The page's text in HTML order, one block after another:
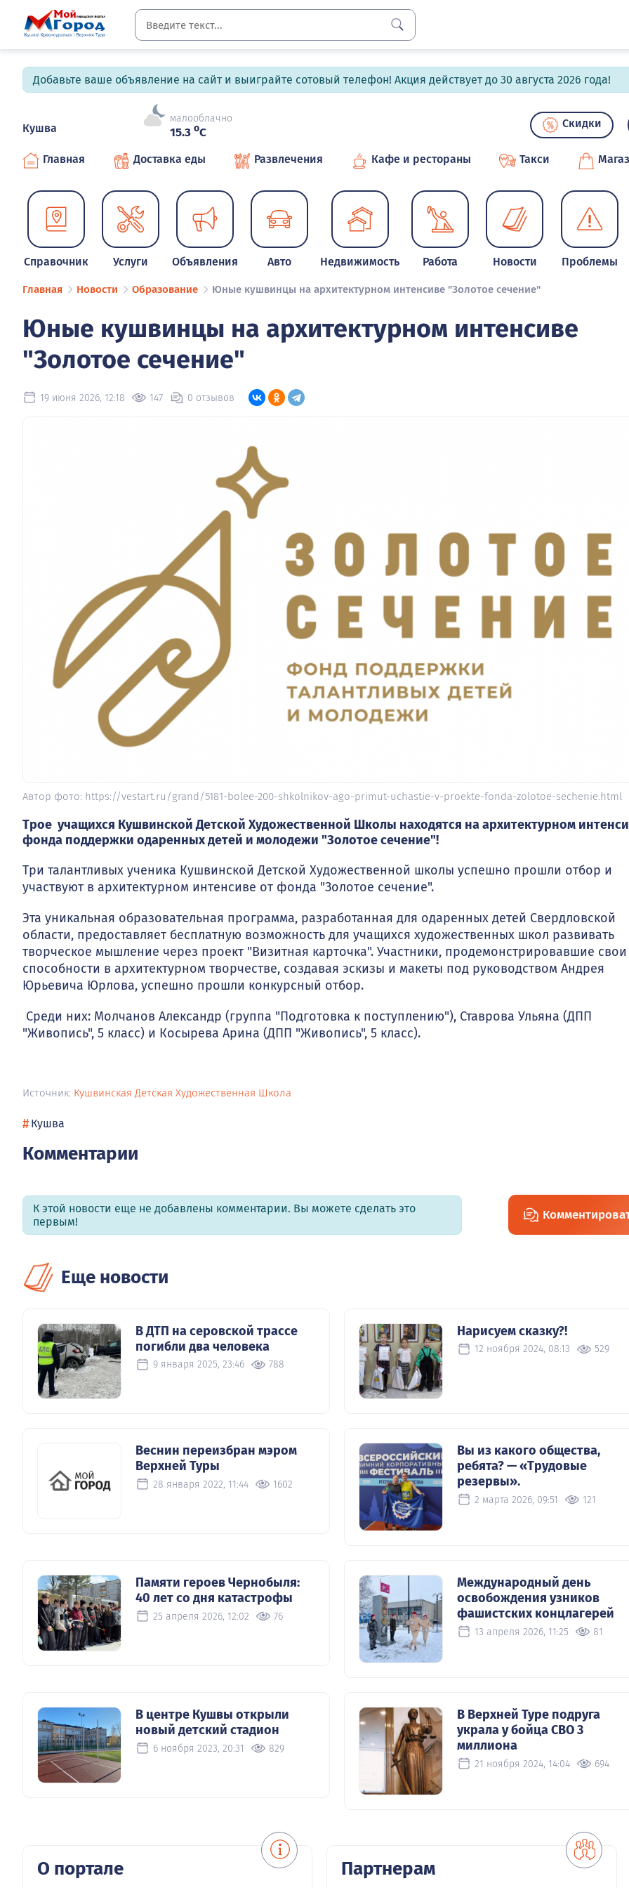
Добавьте ваше объявление на сайт и выиграйте сотовый телефон! Акция действует до 30 августа 2026 года!
Кушва
малооблачно
15.3 oC
Скидки
Главная Доставка еды Развлечения Кафе и рестораны Такси
Справочник Услуги Объявления Авто Недвижимость Работа Новости Проблемы
Главная Новости Образование Юные кушвинцы на архитектурном интенсиве "Золотое сечение"
Юные кушвинцы на архитектурном интенсиве
"Золотое сечение"
19 июня 2026, 12:18 147 0 отзывов
Автор фото: https://vestart.ru/grand/5181-bolee-200-shkolnikov-ago-primut-uchastie-v-proekte-fonda-zolotoe-sechenie.html
Трое учащихся Кушвинской Детской Художественной Школы находятся на архитектурном
фонда поддержки одаренных детей и молодежи "Золотое сечение"!
Три талантливых ученика Кушвинской Детской Художественной школы успешно прошли отбор и
участвуют в архитектурном интенсиве от фонда "Золотое сечение".
Эта уникальная образовательная программа, разработанная для одаренных детей Свердловской
области, предоставляет бесплатную возможность для учащихся художественных школ развивать
творческое мышление через проект "Визитная карточка". Участники, продемонстрировавшие свои
способности в архитектурном творчестве, создавая эскизы и макеты под руководством Андрея
Юрьевича Юрлова, успешно прошли конкурсный отбор.
Среди них: Молчанов Александр (группа "Подготовка к поступлению"), Ставрова Ульяна (ДПП
"Живопись", 5 класс) и Косырева Арина (ДПП "Живопись", 5 класс).
Источник: Кушвинская Детская Художественная Школа
# Кушва
Комментарии
К этой новости еще не добавлены комментарии. Вы можете сделать это
первым!
Еще новости
В ДТП на серовской трассе
погибли два человека
9 января 2025, 23:46 788
Нарисуем сказку?!
12 ноября 2024, 08:13 529
Веснин переизбран мэром
Верхней Туры
28 января 2022, 11:44 1602
Вы из какого общества,
ребята? — «Трудовые
резервы».
2 марта 2026, 09:51 121
Памяти героев Чернобыля:
40 лет со дня катастрофы
25 апреля 2026, 12:02 76
Международный день
освобождения узников
фашистских концлагерей
13 апреля 2026, 11:25 81
В центре Кушвы открыли
новый детский стадион
6 ноября 2023, 20:31 829
В Верхней Туре подруга
украла у бойца СВО 3
миллиона
21 ноября 2024, 14:04 694
О портале Партнерам